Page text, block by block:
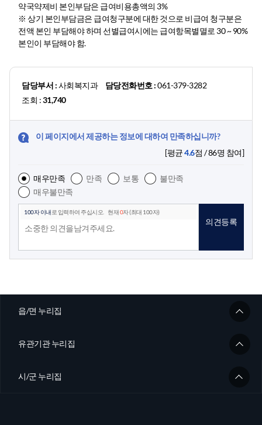
약국약제비 본인부담은 급여비용총액의 3%
※ 상기 본인부담금은 급여청구분에 대한 것으로 비급여 청구분은
전액 본인 부담해야 하며 선별급여시에는 급여항목별멸로 30 ~ 90%
본인이 부담해야 함.
담당부서 :사회복지과 담당전화번호 :061-379-3282
조회 :31,740
이 페이지에서 제공하는 정보에 대하여 만족하십니까?
[평균4.6점 /86명 참여]
매우만족 만족 보통
불만족
매우불만족
100자 이내로 입력하여 주십시오. 현재0자 (최대 100자)
의견등록
읍/면 누리집
유관기관 누리집
시/군 누리집